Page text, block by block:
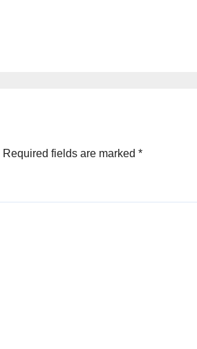
Required fields are marked *